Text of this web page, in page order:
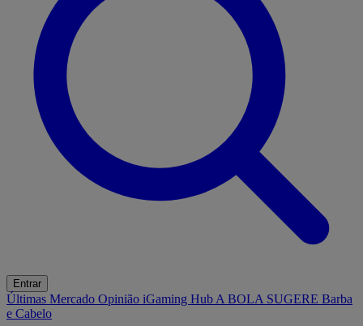
Entrar
Últimas Mercado Opinião iGaming Hub A BOLA SUGERE Barba
e Cabelo